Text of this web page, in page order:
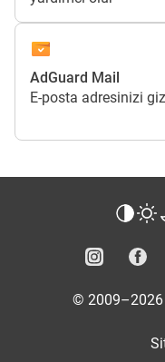
AdGuard Mail
E-posta adresinizi
© 2009–2026